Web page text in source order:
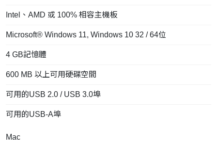
Intel、AMD 或 100% 相容主機板
Microsoft® Windows 11, Windows 10 32 / 64位
4 GB記憶體
600 MB 以上可用硬碟空間
可用的USB 2.0 / USB 3.0埠
可用的USB-A埠
Mac